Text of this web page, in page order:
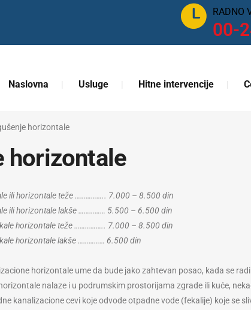
RADNO
00-
Naslovna Usluge Hitne intervencije
horizontale
horizontale
ili horizontale teže …………….. 7.000 – 8.500 din
ili horizontale lakše …………… 5.500 – 6.500 din
horizontale teže …………….. 7.000 – 8.500 din
horizontale lakše …………… 6.500 din
horizontale ume da bude jako zahtevan posao, kada se
nalaze i u podrumskim prostorijama zgrade ili kuće,
kanalizacione cevi koje odvode otpadne vode (fekalije) koje se